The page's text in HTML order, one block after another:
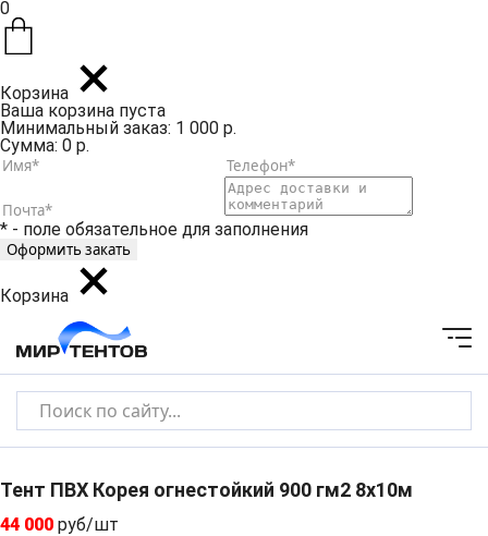
0
Корзина
Ваша корзина пуста
Минимальный заказ: 1 000 р.
Сумма: 0 р.
* - поле обязательное для заполнения
Корзина
Тент ПВХ Корея огнестойкий 900 гм2 8х10м
44 000 руб/шт